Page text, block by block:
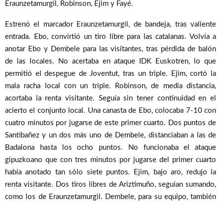
Eraunzetamurgil, Robinson, Ejim y Fayé.
Estrenó el marcador Eraunzetamurgil, de bandeja, tras valiente
entrada. Ebo, convirtió un tiro libre para las catalanas. Volvía a
anotar Ebo y Dembele para las visitantes, tras pérdida de balón
de las locales. No acertaba en ataque IDK Euskotren, lo que
permitió el despegue de Joventut, tras un triple. Ejim, cortó la
mala racha local con un triple. Robinson, de media distancia,
acortaba la renta visitante. Seguía sin tener continuidad en el
acierto el conjunto local. Una canasta de Ebo, colocaba 7-10 con
cuatro minutos por jugarse de este primer cuarto. Dos puntos de
Santibañez y un dos más uno de Dembele, distanciaban a las de
Badalona hasta los ocho puntos. No funcionaba el ataque
gipuzkoano que con tres minutos por jugarse del primer cuarto
había anotado tan sólo siete puntos. Ejim, bajo aro, redujo la
renta visitante. Dos tiros libres de Ariztimuño, seguían sumando,
como los de Eraunzetamurgil. Dembele, para su equipo, también